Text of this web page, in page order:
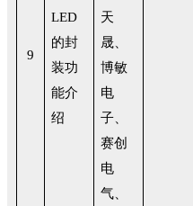
9
LED
的封
装功
能介
绍
天
晟、
博敏
电
子、
赛创
电
气、